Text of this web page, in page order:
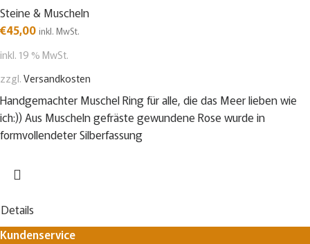
Steine & Muscheln
€45,00 inkl. MwSt.
inkl. 19 % MwSt.
zzgl.Versandkosten
Handgemachter Muschel Ring für alle, die das Meer lieben wie
ich:)) Aus Muscheln gefräste gewundene Rose wurde in
formvollendeter Silberfassung
Details
Kundenservice